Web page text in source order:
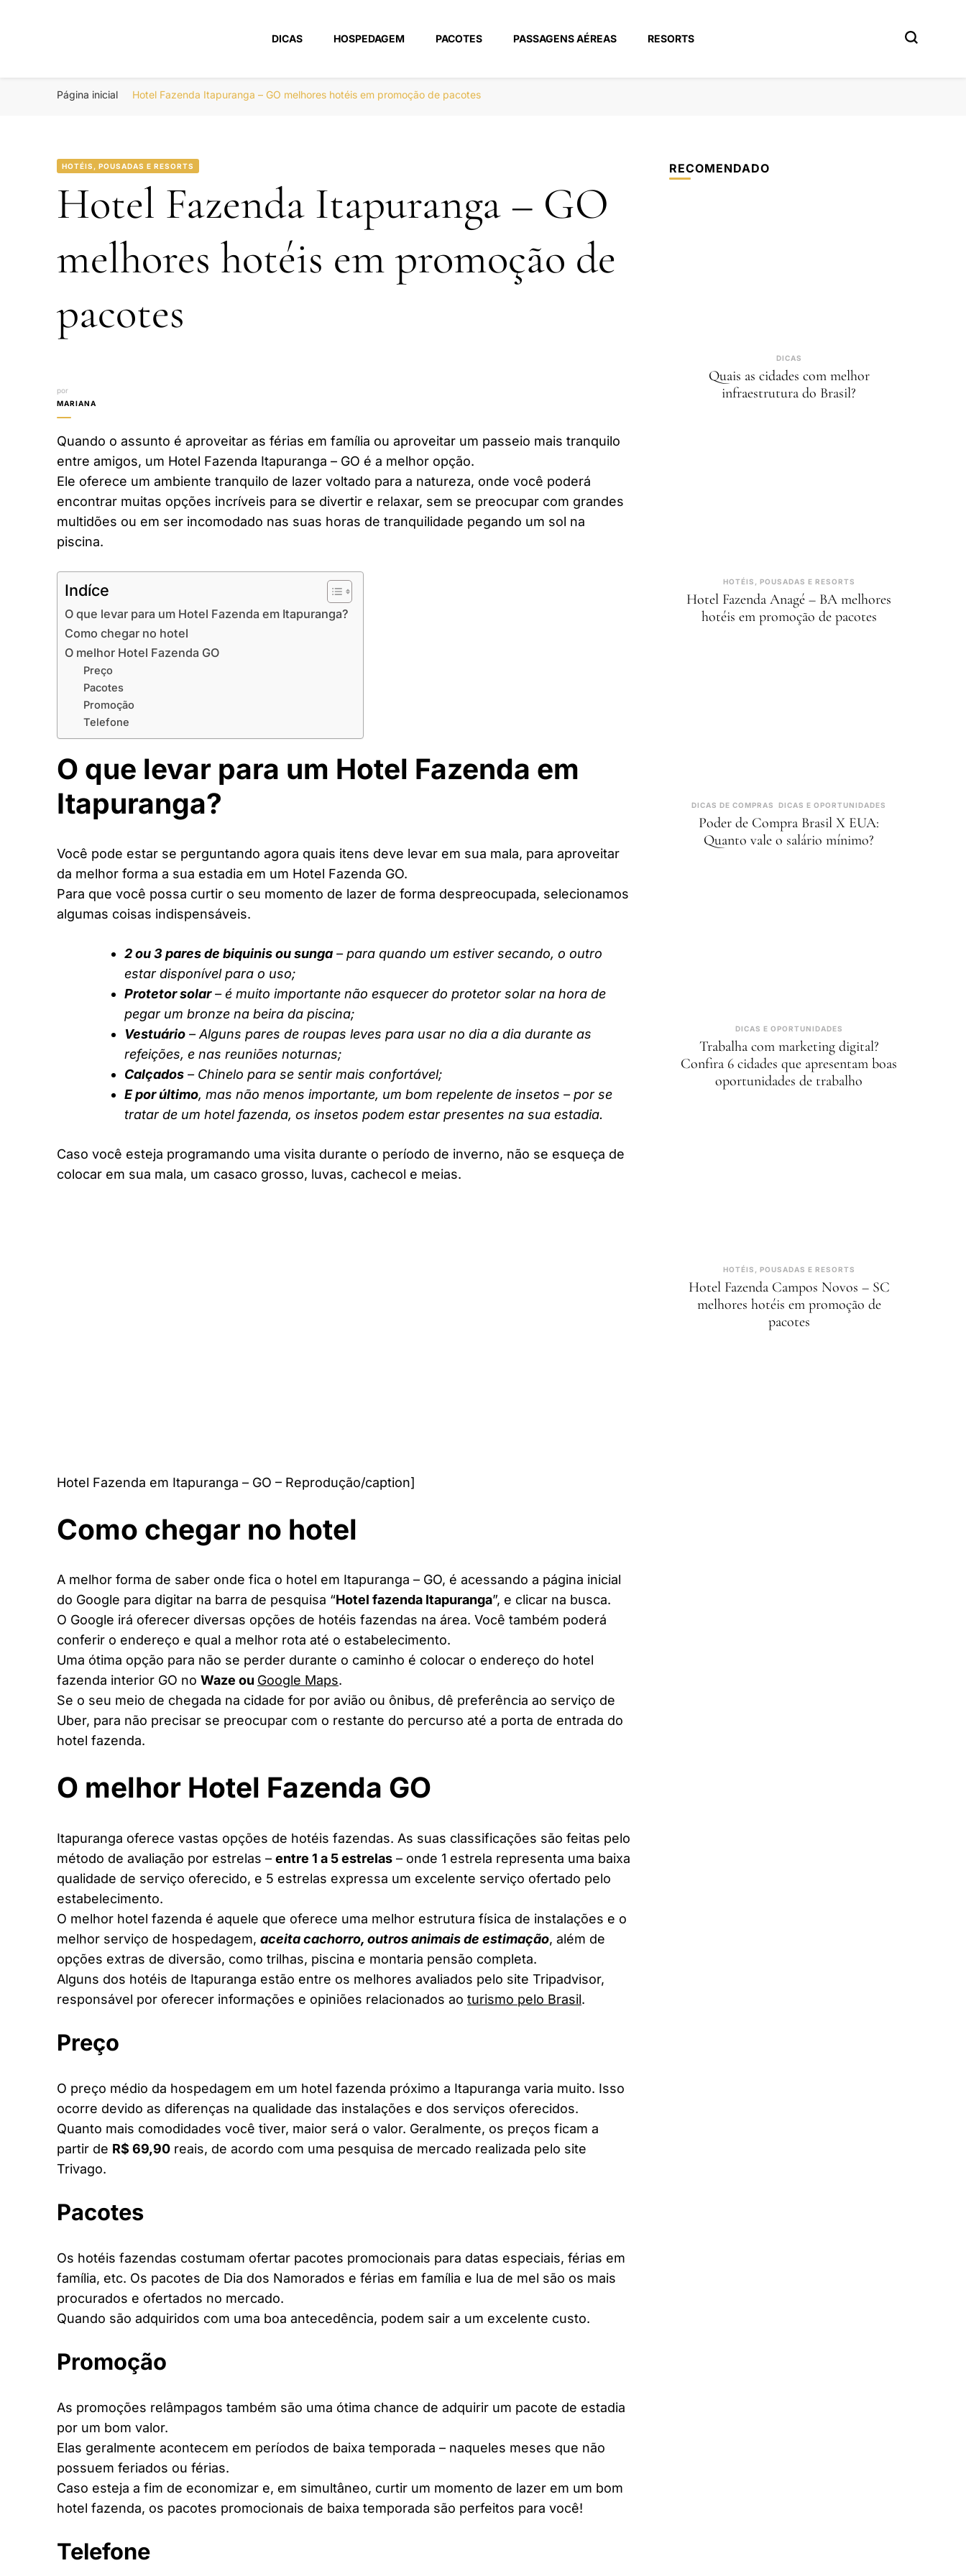
Portal Boa Viagem
DICAS HOSPEDAGEM PACOTES PASSAGENS AÉREAS RESORTS
Página inicial Hotel Fazenda Itapuranga – GO melhores hotéis em promoção de pacotes
HOTÉIS, POUSADAS E RESORTS
Hotel Fazenda Itapuranga – GO
melhores hotéis em promoção de
pacotes
por
MARIANA
Quando o assunto é aproveitar as férias em família ou aproveitar um passeio mais tranquilo
entre amigos, um Hotel Fazenda Itapuranga – GO é a melhor opção.
Ele oferece um ambiente tranquilo de lazer voltado para a natureza, onde você poderá
encontrar muitas opções incríveis para se divertir e relaxar, sem se preocupar com grandes
multidões ou em ser incomodado nas suas horas de tranquilidade pegando um sol na
piscina.
Indíce
O que levar para um Hotel Fazenda em Itapuranga?
Como chegar no hotel
O melhor Hotel Fazenda GO
Preço
Pacotes
Promoção
Telefone
O que levar para um Hotel Fazenda em
Itapuranga?
Você pode estar se perguntando agora quais itens deve levar em sua mala, para aproveitar
da melhor forma a sua estadia em um Hotel Fazenda GO.
Para que você possa curtir o seu momento de lazer de forma despreocupada, selecionamos
algumas coisas indispensáveis.
2 ou 3 pares de biquinis ou sunga – para quando um estiver secando, o outro
estar disponível para o uso;
Protetor solar– é muito importante não esquecer do protetor solar na hora de
pegar um bronze na beira da piscina;
Vestuário – Alguns pares de roupas leves para usar no dia a dia durante as
refeições, e nas reuniões noturnas;
Calçados – Chinelo para se sentir mais confortável;
E por último, mas não menos importante, um bom repelente de insetos – por se
tratar de um hotel fazenda, os insetos podem estar presentes na sua estadia.
Caso você esteja programando uma visita durante o período de inverno, não se esqueça de
colocar em sua mala, um casaco grosso, luvas, cachecol e meias.
Hotel Fazenda em Itapuranga – GO – Reprodução/caption]
Como chegar no hotel
A melhor forma de saber onde fica o hotel em Itapuranga – GO, é acessando a página inicial
do Google para digitar na barra de pesquisa “Hotel fazenda Itapuranga”, e clicar na busca.
O Google irá oferecer diversas opções de hotéis fazendas na área. Você também poderá
conferir o endereço e qual a melhor rota até o estabelecimento.
Uma ótima opção para não se perder durante o caminho é colocar o endereço do hotel
fazenda interior GO no Waze ou Google Maps.
Se o seu meio de chegada na cidade for por avião ou ônibus, dê preferência ao serviço de
Uber, para não precisar se preocupar com o restante do percurso até a porta de entrada do
hotel fazenda.
O melhor Hotel Fazenda GO
Itapuranga oferece vastas opções de hotéis fazendas. As suas classificações são feitas pelo
método de avaliação por estrelas – entre 1 a 5 estrelas – onde 1 estrela representa uma baixa
qualidade de serviço oferecido, e 5 estrelas expressa um excelente serviço ofertado pelo
estabelecimento.
O melhor hotel fazenda é aquele que oferece uma melhor estrutura física de instalações e o
melhor serviço de hospedagem, aceita cachorro, outros animais de estimação, além de
opções extras de diversão, como trilhas, piscina e montaria pensão completa.
Alguns dos hotéis de Itapuranga estão entre os melhores avaliados pelo site Tripadvisor,
responsável por oferecer informações e opiniões relacionados ao turismo pelo Brasil.
Preço
O preço médio da hospedagem em um hotel fazenda próximo a Itapuranga varia muito. Isso
ocorre devido as diferenças na qualidade das instalações e dos serviços oferecidos.
Quanto mais comodidades você tiver, maior será o valor. Geralmente, os preços ficam a
partir de R$ 69,90 reais, de acordo com uma pesquisa de mercado realizada pelo site
Trivago.
Pacotes
Os hotéis fazendas costumam ofertar pacotes promocionais para datas especiais, férias em
família, etc. Os pacotes de Dia dos Namorados e férias em família e lua de mel são os mais
procurados e ofertados no mercado.
Quando são adquiridos com uma boa antecedência, podem sair a um excelente custo.
Promoção
As promoções relâmpagos também são uma ótima chance de adquirir um pacote de estadia
por um bom valor.
Elas geralmente acontecem em períodos de baixa temporada – naqueles meses que não
possuem feriados ou férias.
Caso esteja a fim de economizar e, em simultâneo, curtir um momento de lazer em um bom
hotel fazenda, os pacotes promocionais de baixa temporada são perfeitos para você!
Telefone
RECOMENDADO
DICAS
Quais as cidades com melhor
infraestrutura do Brasil?
HOTÉIS, POUSADAS E RESORTS
Hotel Fazenda Anagé – BA melhores
hotéis em promoção de pacotes
DICAS DE COMPRAS DICAS E OPORTUNIDADES
Poder de Compra Brasil X EUA:
Quanto vale o salário mínimo?
DICAS E OPORTUNIDADES
Trabalha com marketing digital?
Confira 6 cidades que apresentam boas
oportunidades de trabalho
HOTÉIS, POUSADAS E RESORTS
Hotel Fazenda Campos Novos – SC
melhores hotéis em promoção de
pacotes